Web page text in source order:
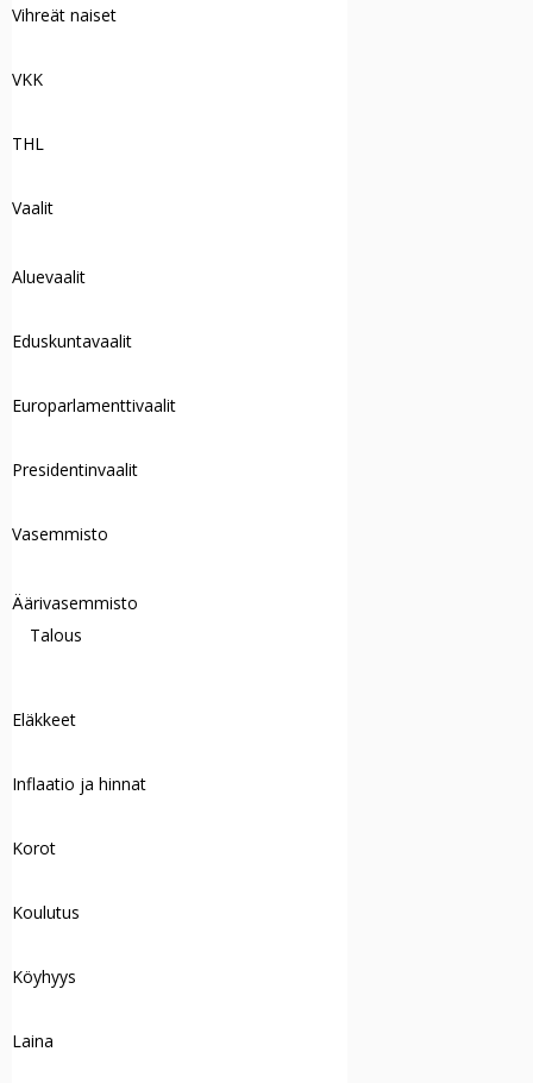
Vihreät naiset
VKK
THL
Vaalit
Aluevaalit
Eduskuntavaalit
Europarlamenttivaalit
Presidentinvaalit
Vasemmisto
Äärivasemmisto
Talous
Eläkkeet
Inflaatio ja hinnat
Korot
Koulutus
Köyhyys
Laina